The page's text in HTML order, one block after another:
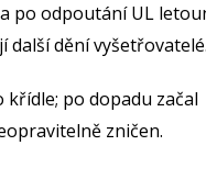
po odpoutání UL
další dění vyšetřovatelé.
křídle; po dopadu začal
zničen.